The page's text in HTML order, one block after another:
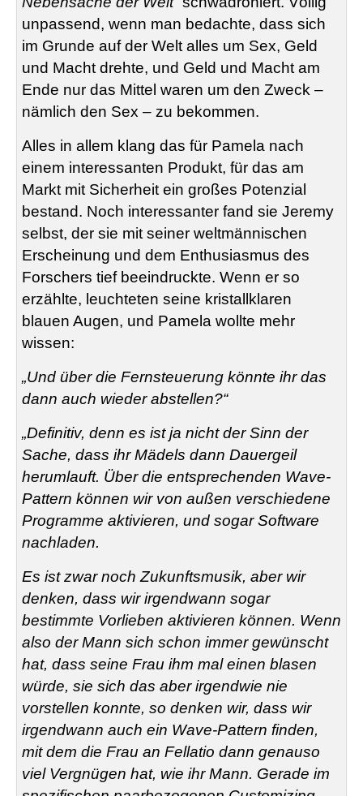
unpassend, wenn man bedachte, dass sich
im Grunde auf der Welt alles um Sex, Geld
und Macht drehte, und Geld und Macht am
Ende nur das Mittel waren um den Zweck –
nämlich den Sex – zu bekommen.
Alles in allem klang das für Pamela nach
einem interessanten Produkt, für das am
Markt mit Sicherheit ein großes Potenzial
bestand. Noch interessanter fand sie Jeremy
selbst, der sie mit seiner weltmännischen
Erscheinung und dem Enthusiasmus des
Forschers tief beeindruckte. Wenn er so
erzählte, leuchteten seine kristallklaren
blauen Augen, und Pamela wollte mehr
wissen:
„Und über die Fernsteuerung könnte ihr das
dann auch wieder abstellen?“
„Definitiv, denn es ist ja nicht der Sinn der
Sache, dass ihr Mädels dann Dauergeil
herumlauft. Über die entsprechenden Wave-
Pattern können wir von außen verschiedene
Programme aktivieren, und sogar Software
nachladen.
Es ist zwar noch Zukunftsmusik, aber wir
denken, dass wir irgendwann sogar
bestimmte Vorlieben aktivieren können. Wenn
also der Mann sich schon immer gewünscht
hat, dass seine Frau ihm mal einen blasen
würde, sie sich das aber irgendwie nie
vorstellen konnte, so denken wir, dass wir
irgendwann auch ein Wave-Pattern finden,
mit dem die Frau an Fellatio dann genauso
viel Vergnügen hat, wie ihr Mann. Gerade im